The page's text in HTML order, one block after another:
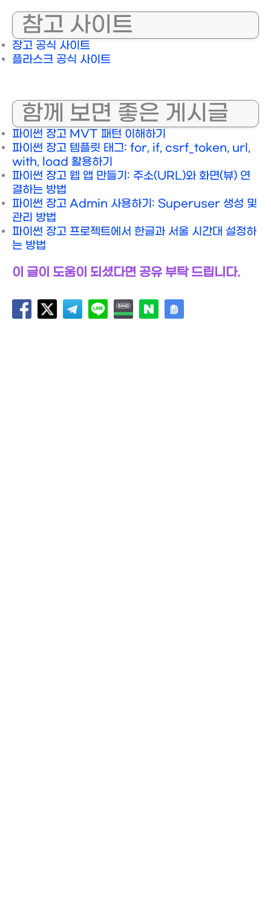
참고 사이트
장고 공식 사이트
플라스크 공식 사이트
함께 보면 좋은 게시글
파이썬 장고 MVT 패턴 이해하기
파이썬 장고 템플릿 태그: for, if, csrf_token, url,
with, load 활용하기
파이썬 장고 웹 앱 만들기: 주소(URL)와 화면(뷰) 연
결하는 방법
파이썬 장고 Admin 사용하기: Superuser 생성 및
관리 방법
파이썬 장고 프로젝트에서 한글과 서울 시간대 설정하
는 방법
이 글이 도움이 되셨다면 공유 부탁 드립니다.